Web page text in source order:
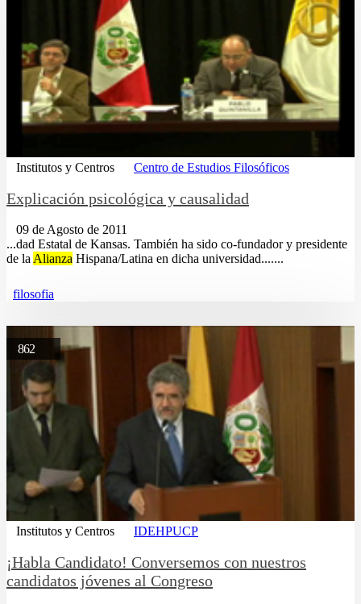
Institutos y Centros Centro de Estudios Filosóficos
Explicación psicológica y causalidad
09 de Agosto de 2011
...dad Estatal de Kansas. También ha sido co-fundador y presidente
de la Alianza Hispana/Latina en dicha universidad.......
filosofia
862
Institutos y Centros IDEHPUCP
¡Habla Candidato! Conversemos con nuestros
candidatos jóvenes al Congreso